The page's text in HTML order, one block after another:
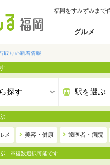
福岡をすみずみまで
グルメ
取りの新着情報
メ 美容・健康 歯医者・病院
※複数選択可能です